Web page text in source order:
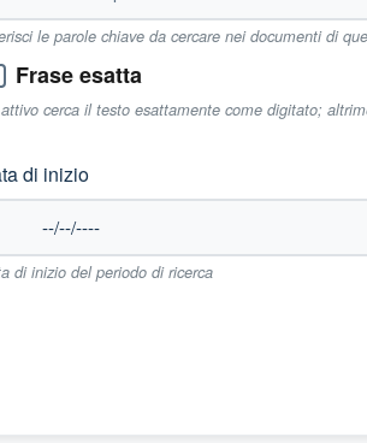
le parole chiave da cercare nei documenti di
Frase esatta
cerca il testo esattamente come digitato;
di inizio
di inizio del periodo di ricerca